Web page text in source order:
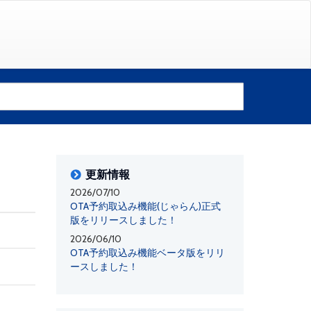
更新情報
2026/07/10
OTA予約取込み機能(じゃらん)正式
版をリリースしました！
2026/06/10
OTA予約取込み機能ベータ版をリリ
ースしました！